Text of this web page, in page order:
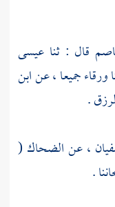
قال : ثنا عيسى
ورقاءجميعا ، عنابن
.
، عنالضحاك (
.